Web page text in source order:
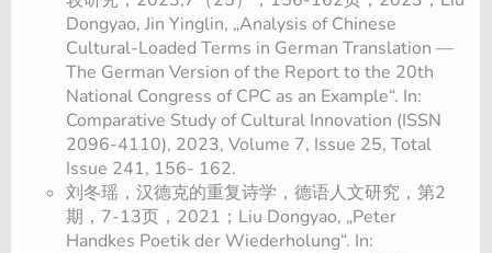
Dongyao, Jin Yinglin, „Analysis of Chinese
Cultural-Loaded Terms in German Translation —
The German Version of the Report to the 20th
National Congress of CPC as an Example“. In:
Comparative Study of Cultural Innovation (ISSN
2096-4110), 2023, Volume 7, Issue 25, Total
Issue 241, 156- 162.
刘冬瑶，汉德克的重复诗学，德语人文研究，第2
期，7-13页，2021；Liu Dongyao, „Peter
Handkes Poetik der Wiederholung“. In: